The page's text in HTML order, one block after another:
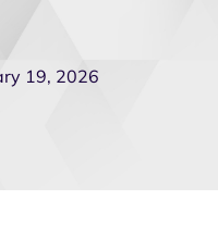
19, 2026